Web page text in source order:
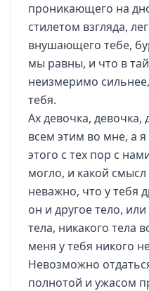
проникающего на
стилетом взгляда,
внушающего тебе,
мы равны, и что в
неизмеримо
тебя.
Ах девочка, девочка,
всем этим во мне, а
этого с тех пор с
могло, и какой
неважно, что у тебя
он и другое тело,
тела, никакого тела
меня у тебя никого
Невозможно
полнотой и ужасом